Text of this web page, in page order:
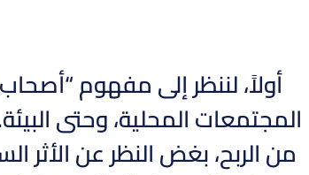
أولاً، لننظر إلى مفهوم
المجتمعات المحلية، وحتى
من الربح، بغض النظر عن الأثر